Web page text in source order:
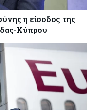
SpaceX εκτιμάται
05-08-2026
Ελλάδας –
από 50% μπαίνει η
05-08-2026
η είσοδος της
Κύπρου